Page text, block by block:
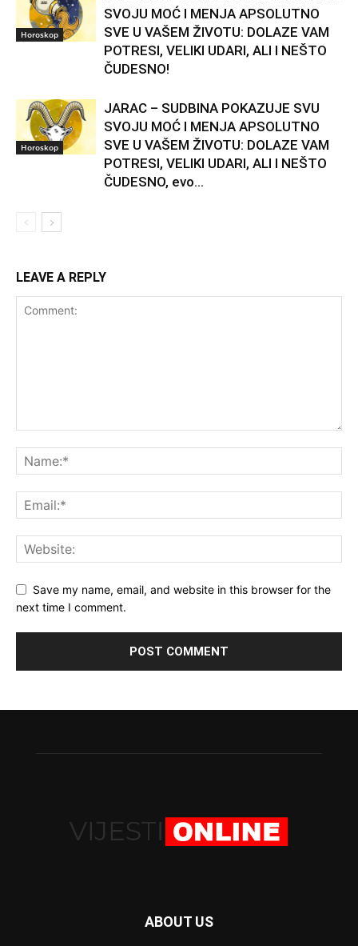
Horoskop
SVOJU MOĆ I MENJA APSOLUTNO
SVE U VAŠEM ŽIVOTU: DOLAZE VAM
POTRESI, VELIKI UDARI, ALI I NEŠTO
ČUDESNO!
Horoskop
JARAC – SUDBINA POKAZUJE SVU
SVOJU MOĆ I MENJA APSOLUTNO
SVE U VAŠEM ŽIVOTU: DOLAZE VAM
POTRESI, VELIKI UDARI, ALI I NEŠTO
ČUDESNO, evo...
LEAVE A REPLY
Save my name, email, and website in this browser for the
next time I comment.
ABOUT US